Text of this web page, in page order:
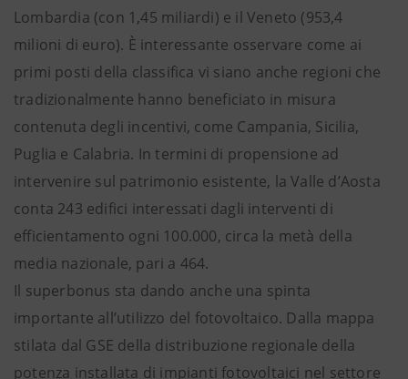
Lombardia (con 1,45 miliardi) e il Veneto (953,4
milioni di euro). È interessante osservare come ai
primi posti della classifica vi siano anche regioni che
tradizionalmente hanno beneficiato in misura
contenuta degli incentivi, come Campania, Sicilia,
Puglia e Calabria. In termini di propensione ad
intervenire sul patrimonio esistente, la Valle d’Aosta
conta 243 edifici interessati dagli interventi di
efficientamento ogni 100.000, circa la metà della
media nazionale, pari a 464.
Il superbonus sta dando anche una spinta
importante all’utilizzo del fotovoltaico. Dalla mappa
stilata dal GSE della distribuzione regionale della
potenza installata di impianti fotovoltaici nel settore